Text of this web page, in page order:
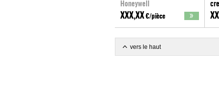
Honeywell
XXX,XX €/pièce
vers le haut